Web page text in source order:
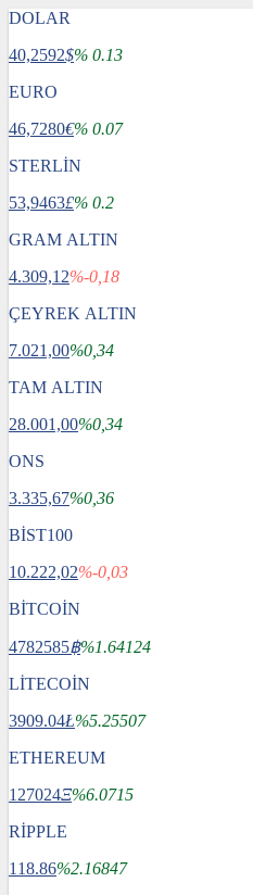
DOLAR
40,2592$% 0.13
EURO
46,7280€% 0.07
STERLİN
53,9463£% 0.2
GRAM ALTIN
4.309,12%-0,18
ÇEYREK ALTIN
7.021,00%0,34
TAM ALTIN
28.001,00%0,34
ONS
3.335,67%0,36
BİST100
10.222,02%-0,03
BİTCOİN
4782585฿%1.64124
LİTECOİN
3909.04Ł%5.25507
ETHEREUM
127024Ξ%6.0715
RİPPLE
118.86%2.16847